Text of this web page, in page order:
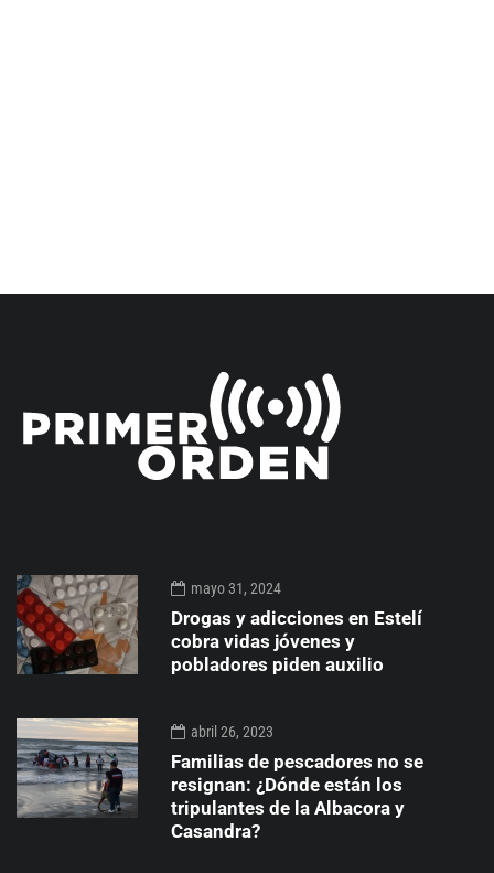
mayo 31, 2024
Drogas y adicciones en Estelí
cobra vidas jóvenes y
pobladores piden auxilio
abril 26, 2023
Familias de pescadores no se
resignan: ¿Dónde están los
tripulantes de la Albacora y
Casandra?